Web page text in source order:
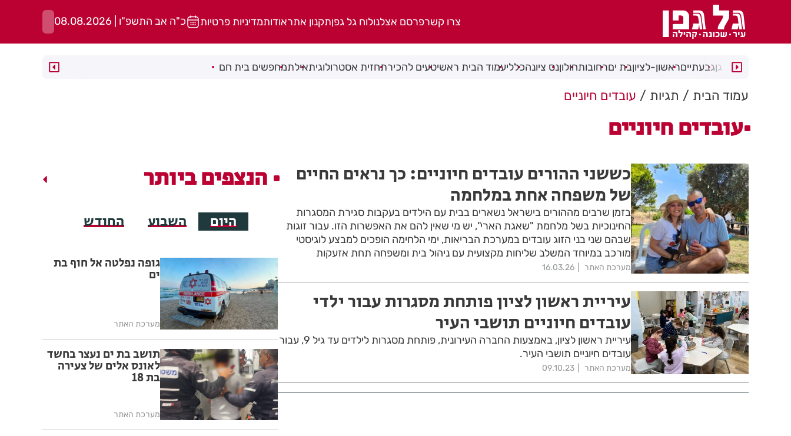
צרו קשרפרסם אצלנולוח גל גפןתקנון אתראודותמדיניות פרטיות כ"ה אב התשפ"ו | 08.08.2026
רמת גןגבעתייםראשון-לציוןבת יםרחובותחולוןנס ציונהכלליעמוד הבית ראשיטעים להכירתחזית אסטרולוגיתאילתמחפשים בית חם
עמוד הבית תגיות עובדים חיוניים
עובדים חיוניים
כששני ההורים עובדים חיוניים: כך נראים החיים
של משפחה אחת במלחמה
בזמן שרבים מההורים בישראל נשארים בבית עם הילדים בעקבות סגירת המסגרות
החינוכיות בשל מלחמת "שאגת הארי", יש מי שאין להם את האפשרות הזו. עבור זוגות
שבהם שני בני הזוג עובדים במערכת הבריאות, ימי הלחימה הופכים למבצע לוגיסטי
מורכב במיוחד המשלב שליחות מקצועית עם ניהול בית ומשפחה תחת אזעקות
מערכת האתר 16.03.26
עיריית ראשון לציון פותחת מסגרות עבור ילדי
עובדים חיוניים תושבי העיר
עיריית ראשון לציון, באמצעות החברה העירונית, פותחת מסגרות לילדים עד גיל 9, עבור
עובדים חיוניים תושבי העיר.
מערכת האתר 09.10.23
הנצפים ביותר
היום השבוע החודש
גופה נפלטה אל חוף בת
ים
מערכת האתר
תושב בת ים נעצר בחשד
לאונס אלים של צעירה
בת 18
מערכת האתר